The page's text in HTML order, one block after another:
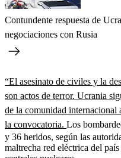
Contundente respuesta de
negociaciones con Rusia
“El asesinato de civiles y la
son actos de terror. Ucrania
de la comunidad internacional
la convocatoria. Los
y 36 heridos, según las
maltrecha red eléctrica del